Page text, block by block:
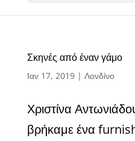
Σκηνές από έναν γάμο
Ιαν 17, 2019| Λονδίνο
Χριστίνα
βρήκαμε ένα